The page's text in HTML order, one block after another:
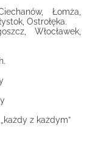
Łomża,
Ostrołęka.
Włocławek,
z każdym”